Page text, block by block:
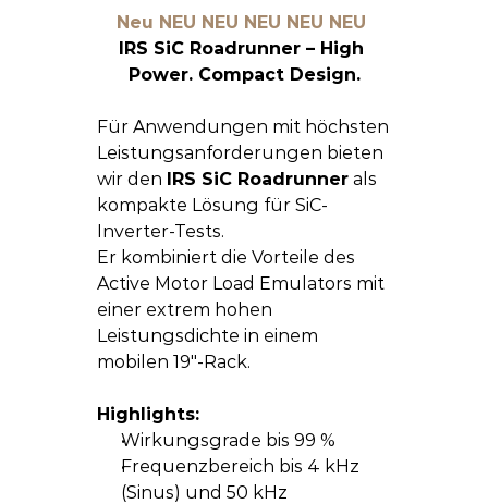
Neu NEU NEU NEU NEU NEU
IRS SiC Roadrunner – High
Power. Compact Design.
Für Anwendungen mit höchsten
Leistungsanforderungen bieten
wir den IRS SiC Roadrunner als
kompakte Lösung für SiC-
Inverter-Tests.
Er kombiniert die Vorteile des
Active Motor Load Emulators mit
einer extrem hohen
Leistungsdichte in einem
mobilen 19"-Rack.
Highlights:
Wirkungsgrade bis 99 %
Frequenzbereich bis 4 kHz
(Sinus) und 50 kHz